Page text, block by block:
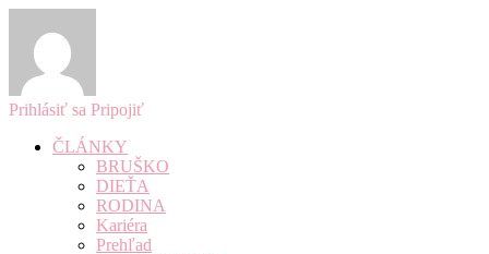
Prihlásiť sa Pripojiť
ČLÁNKY
BRUŠKO
DIEŤA
RODINA
Kariéra
Prehľad